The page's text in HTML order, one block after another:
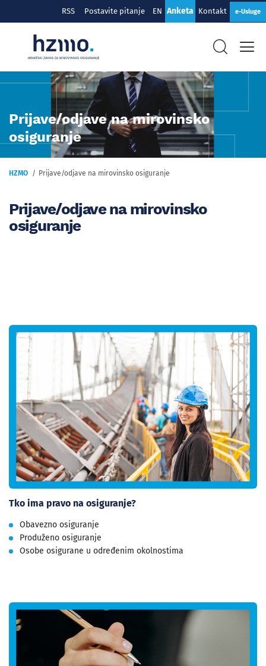
RSS Postavite pitanje EN Anketa Kontakt e-Usluge
Prijave/odjave na mirovinsko
osiguranje
HZMO Prijave/odjave na mirovinsko osiguranje
Prijave/odjave na mirovinsko
osiguranje
Tko ima pravo na osiguranje?
Obavezno osiguranje
Produženo osiguranje
Osobe osigurane u određenim okolnostima